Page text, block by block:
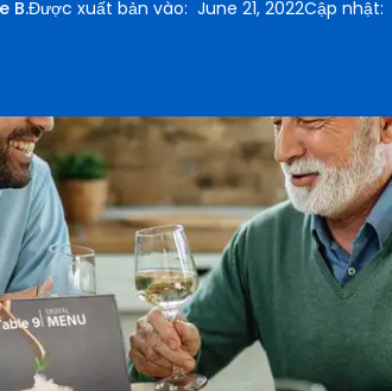
B.Được xuất bản vào: June 21, 2022Cập nhật: